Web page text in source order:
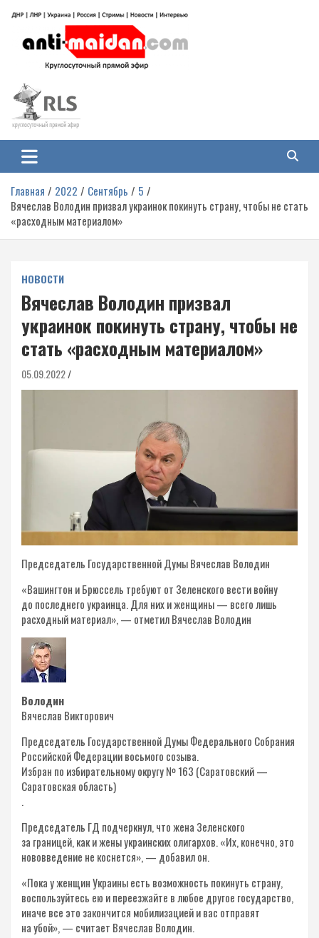
содержимому
Антимайдан: Гражданская война
на Украине
гражданской войне на Украине, включая события в Новороссии, ДНР,
ЛНР и других регионах.
Главная 2022 Сентябрь
5
Вячеслав Володин призвал украинок покинуть страну, чтобы не стать
«расходным материалом»
НОВОСТИ
Вячеслав Володин призвал
украинок покинуть страну, чтобы не
стать «расходным материалом»
05.09.2022
Председатель Государственной Думы Вячеслав Володин
«Вашингтон и Брюссель требуют от Зеленского вести войну
до последнего украинца. Для них и женщины — всего лишь
расходный материал», — отметил Вячеслав Володин
Володин
Вячеслав Викторович
Председатель Государственной Думы Федерального Собрания
Российской Федерации восьмого созыва.
Избран по избирательному округу № 163 (Саратовский —
Саратовская область)
.
Председатель ГД подчеркнул, что жена Зеленского
за границей, как и жены украинских олигархов. «Их, конечно, это
нововведение не коснется», — добавил он.
«Пока у женщин Украины есть возможность покинуть страну,
воспользуйтесь ею и переезжайте в любое другое государство,
иначе все это закончится мобилизацией и вас отправят
на убой», — считает Вячеслав Володин.